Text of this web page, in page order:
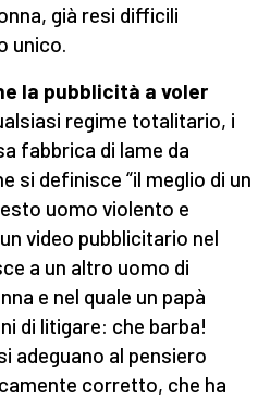
già resi difficili
unico.
la pubblicità a voler
regime totalitario, i
fabbrica di lame da
si definisce “il meglio di un
uomo violento e
video pubblicitario nel
a un altro uomo di
e nel quale un papà
di litigare: che barba!
adeguano al pensiero
corretto, che ha